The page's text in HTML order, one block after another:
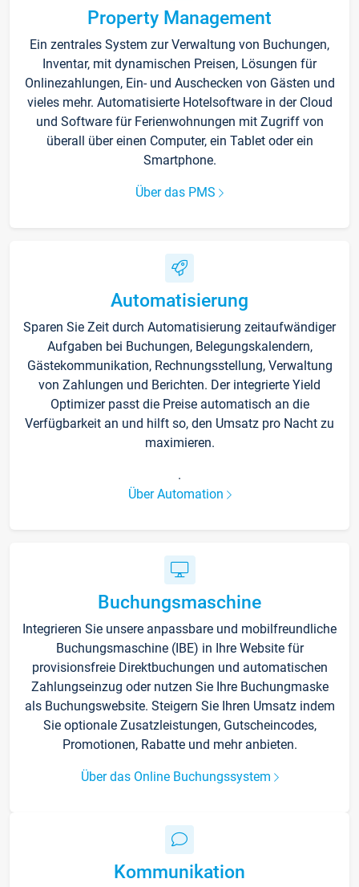
Property Management
Ein zentrales System zur Verwaltung von Buchungen,
Inventar, mit dynamischen Preisen, Lösungen für
Onlinezahlungen, Ein- und Auschecken von Gästen und
vieles mehr. Automatisierte Hotelsoftware in der Cloud
und Software für Ferienwohnungen mit Zugriff von
überall über einen Computer, ein Tablet oder ein
Smartphone.
Über das PMS
Automatisierung
Sparen Sie Zeit durch Automatisierung zeitaufwändiger
Aufgaben bei Buchungen, Belegungskalendern,
Gästekommunikation, Rechnungsstellung, Verwaltung
von Zahlungen und Berichten. Der integrierte Yield
Optimizer passt die Preise automatisch an die
Verfügbarkeit an und hilft so, den Umsatz pro Nacht zu
maximieren.
.
Über Automation
Buchungsmaschine
Integrieren Sie unsere anpassbare und mobilfreundliche
Buchungsmaschine (IBE) in Ihre Website für
provisionsfreie Direktbuchungen und automatischen
Zahlungseinzug oder nutzen Sie Ihre Buchungmaske
als Buchungswebsite. Steigern Sie Ihren Umsatz indem
Sie optionale Zusatzleistungen, Gutscheincodes,
Promotionen, Rabatte und mehr anbieten.
Über das Online Buchungssystem
Kommunikation